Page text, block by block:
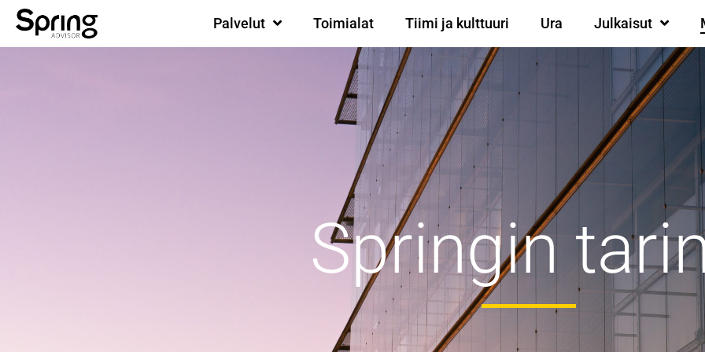
Palvelut Toimialat Tiimi ja kulttuuri Ura Julkaisut
Springin